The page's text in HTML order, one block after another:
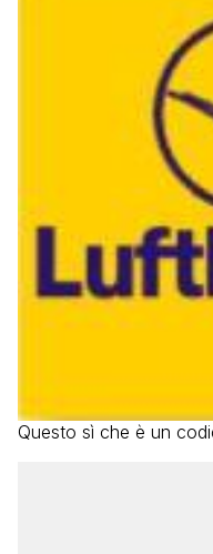
Questo sì che è un